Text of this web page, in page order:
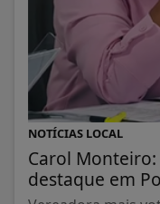
NOTÍCIAS LOCAL
Carol
destaque em